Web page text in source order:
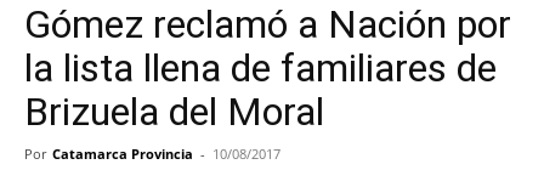
Provincia
Gómez reclamó a Nación por
la lista llena de familiares de
Brizuela del Moral
Por Catamarca Provincia - 10/08/2017